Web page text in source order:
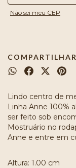
Não sei meu CEP
Lindo centro de
Linha Anne 100%
ser feito sob
Mostruário no
Anne e entre em
Altura: 1.00 cm